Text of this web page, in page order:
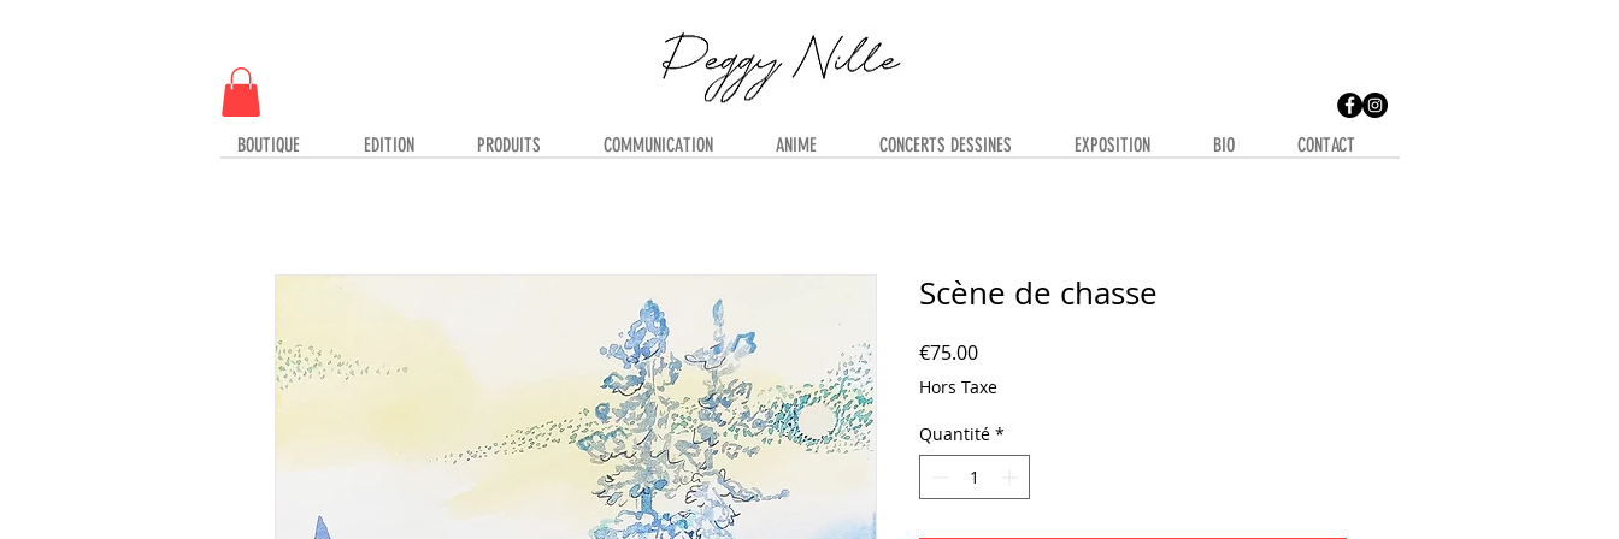
BOUTIQUE EDITION PRODUITS COMMUNICATION ANIME CONCERTS DESSINES EXPOSITION BIO CONTACT
Scène de chasse
€75.00Prix
Hors Taxe
Quantité *